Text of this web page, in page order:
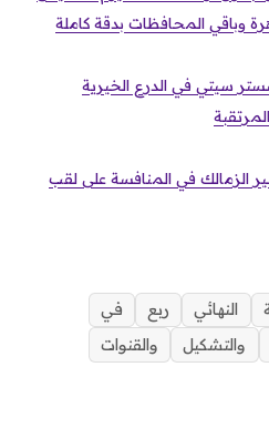
سيتي في الدرع الخيرية
في المنافسة على لقب
النهائي ربع
في
والتشكيل
والقنوات